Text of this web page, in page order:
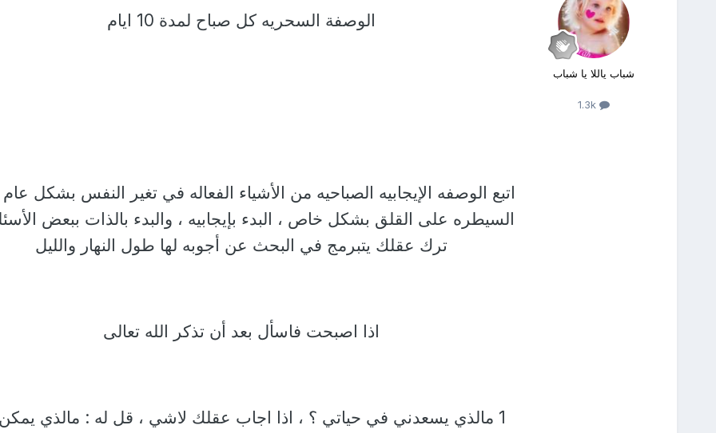
شباب ياللا يا شباب
1.3k
الوصفة السحريه كل صباح لمدة 10 ايام
اتبع الوصفه الإيجابيه الصباحيه من الأشياء الفعاله في تغير النفس بشكل
السيطره على القلق بشكل خاص ، البدء بإيجابيه ، والبدء بالذات ببعض
ترك عقلك يتبرمج في البحث عن أجوبه لها طول النهار والليل
اذا اصبحت فاسأل بعد أن تذكر الله تعالى
1 مالذي يسعدني في حياتي ؟ ، اذا اجاب عقلك لاشي ، قل له : مالذي